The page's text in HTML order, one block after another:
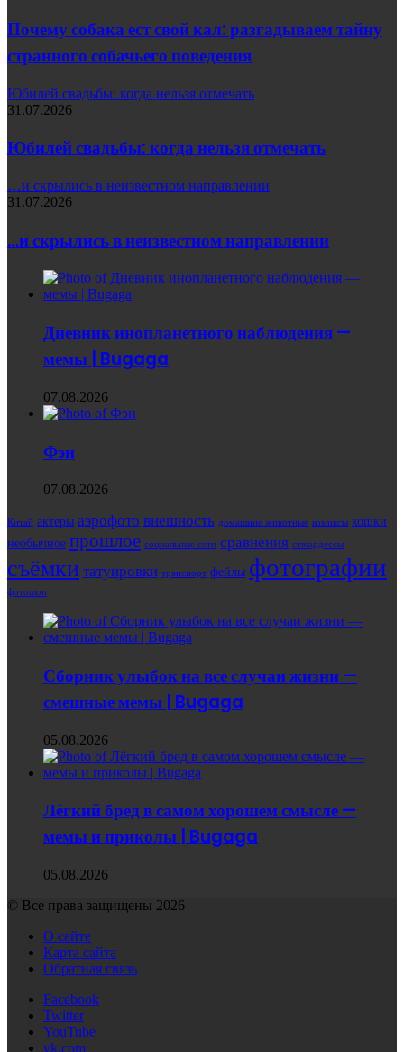
Почему собака ест свой кал: разгадываем тайну
странного собачьего поведения
Юбилей свадьбы: когда нельзя отмечать
31.07.2026
Юбилей свадьбы: когда нельзя отмечать
…и скрылись в неизвестном направлении
31.07.2026
…и скрылись в неизвестном направлении
Дневник инопланетного наблюдения —
мемы | Bugaga
07.08.2026
Фэн
07.08.2026
Китай актеры аэрофото внешность домашние животные комиксы кошки
необычное прошлое социальные сети сравнения стюардессы
съёмки татуировки транспорт фейлы фотографии
фотошоп
Сборник улыбок на все случаи жизни —
смешные мемы | Bugaga
05.08.2026
Лёгкий бред в самом хорошем смысле —
мемы и приколы | Bugaga
05.08.2026
© Все права защищены 2026
О сайте
Карта сайта
Обратная связь
Facebook
Twitter
YouTube
vk.com